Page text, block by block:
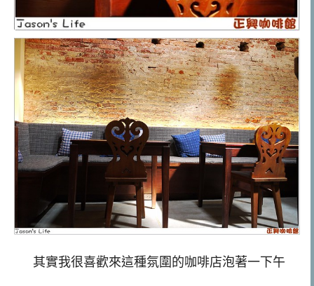
其實我很喜歡來這種氛圍的咖啡店泡著一下午